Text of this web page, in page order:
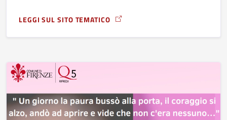
LEGGI SUL SITO TEMATICO
A PROPOSITO DI PER LAVORO O PER PASSIONE 2023/2024